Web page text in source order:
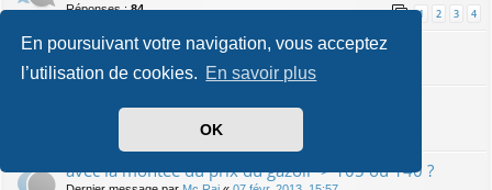
En poursuivant votre navigation, vous acceptez
l’utilisation de cookies. En savoir plus
OK
Réponses :84 1 2 3 4
Où est le numéro de culasse ?
Dernier message parFrontline «10 févr. 2013, 14:14
Quel TDI pour meilleure revente : 140 ou 105 ?
Frontline
avec la montée du prix du gazoil -> 105 ou 140 ?